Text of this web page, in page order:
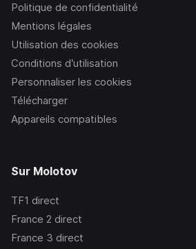
Politique de confidentialité
Mentions légales
Utilisation des cookies
Conditions d’utilisation
Personnaliser les cookies
Télécharger
Appareils compatibles
Sur Molotov
TF1 direct
France 2 direct
France 3 direct